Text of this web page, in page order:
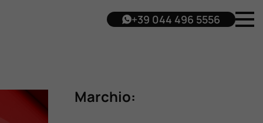
+39 044 496 5556
Marchio: